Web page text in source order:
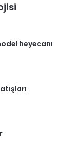
heyecanı